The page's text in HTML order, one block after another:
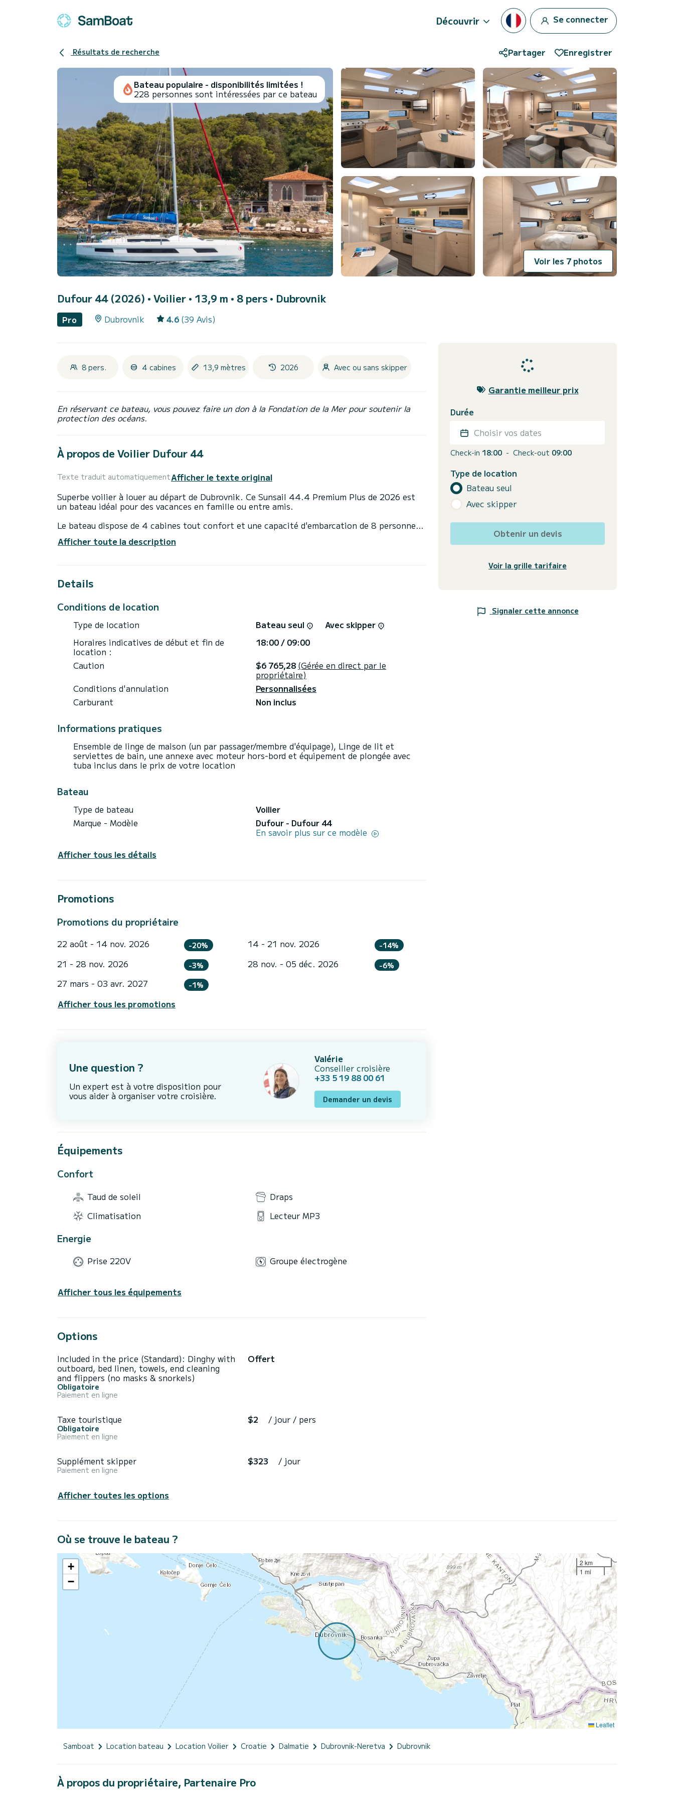
Découvrir Se connecter
Résultats de recherche Partager Enregistrer
Voir les 7 photos
Bateau populaire - disponibilités limitées !
228 personnes sont intéressées par ce bateau
Dufour 44 (2026) • Voilier • 13,9 m • 8 pers • Dubrovnik
Pro Dubrovnik 4.6 (39 Avis)
8 pers. 4 cabines 13,9 mètres 2026 Avec ou sans skipper
En réservant ce bateau, vous pouvez faire un don à la Fondation de la Mer pour soutenir la
protection des océans.
À propos de Voilier Dufour 44
Texte traduit automatiquementAfficher le texte original
Superbe voilier à louer au départ de Dubrovnik. Ce Sunsail 44.4 Premium Plus de 2026 est
un bateau idéal pour des vacances en famille ou entre amis.
Le bateau dispose de 4 cabines tout confort et une capacité d'embarcation de 8 personnes.
extraordinaires sur l'eau dans les environs de Dubrovnik
Pour votre confort, possède 4 toilettes avec douche
Ce bateau est équipé d'une Grand voile lattée et d'un Génois sur enrouleur. Il possède
Les demandes de réservation et devis sont gérées directement par SamBoat. Vous obtiendrez
Afficher toute la description
Details
Conditions de location
Type de location Bateau seul
Avec skipper
Horaires indicatives de début et fin de
location :
18:00 / 09:00
Caution
$6 765,28 (Gérée en direct par le
propriétaire)
Conditions d'annulation
Personnalisées
Carburant
Non inclus
Informations pratiques
Ensemble de linge de maison (un par passager/membre d'équipage), Linge de lit et
serviettes de bain, une annexe avec moteur hors-bord et équipement de plongée avec
tuba inclus dans le prix de votre location
Bateau
Type de bateau
Voilier
Marque - Modèle
Dufour - Dufour 44
En savoir plus sur ce modèle
Afficher tous les détails
Promotions
Promotions du propriétaire
22 août - 14 nov. 2026 -20% 14 - 21 nov. 2026 -14%
21 - 28 nov. 2026 -3% 28 nov. - 05 déc. 2026 -6%
27 mars - 03 avr. 2027 -1%
Afficher tous les promotions
Une question ?
Un expert est à votre disposition pour
vous aider à organiser votre croisière.
Valérie
Conseiller croisière
+33 5 19 88 00 61
Demander un devis
Équipements
Confort
Taud de soleil
Draps
Climatisation
Lecteur MP3
Energie
Prise 220V Groupe électrogène
Afficher tous les équipements
Options
Included in the price (Standard): Dinghy with
outboard, bed linen, towels, end cleaning
and flippers (no masks & snorkels)
Obligatoire
Paiement en ligne
Offert
Taxe touristique
Obligatoire
Paiement en ligne
$2 / jour / pers
Supplément skipper
Paiement en ligne
$323 / jour
Afficher toutes les options
Garantie meilleur prix
Durée
Choisir vos dates
Check-in 18:00 - Check-out 09:00
Type de location
Bateau seul
Avec skipper
Obtenir un devis
Voir la grille tarifaire
Signaler cette annonce
Où se trouve le bateau ?
+
−
2 km
1 mi
Leaflet
Samboat Location bateau Location Voilier Croatie Dalmatie Dubrovnik-Neretva Dubrovnik
À propos du propriétaire, Partenaire Pro